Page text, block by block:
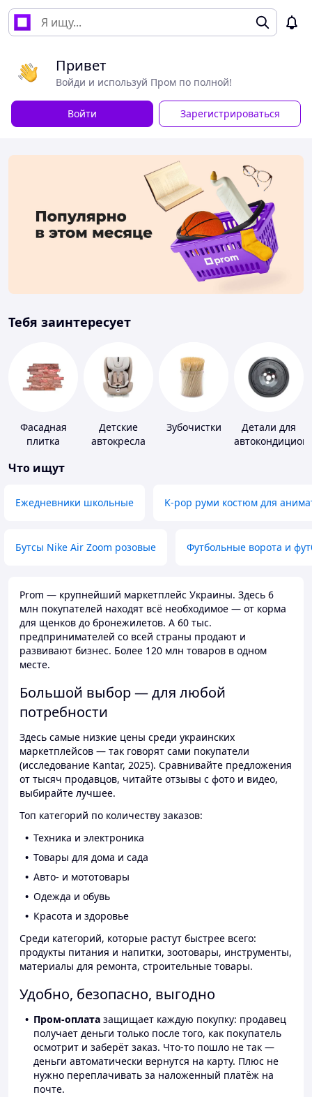
Привет
Войди и используй Пром по полной!
Войти Зарегистрироваться
Тебя заинтересует
Фасадная
плитка
Детские
автокресла
Зубочистки
Детали для
Что ищут
Ежедневники школьные K-pop руми костюм для
Бутсы Nike Air Zoom розовые Футбольные ворота и
Prom — крупнейший маркетплейс Украины. Здесь 6
млн покупателей находят всё необходимое — от корма
для щенков до бронежилетов. А 60 тыс.
предпринимателей со всей страны продают и
развивают бизнес. Более 120 млн товаров в одном
месте.
Большой выбор — для любой
потребности
Здесь самые низкие цены среди украинских
маркетплейсов — так говорят сами покупатели
(исследование Kantar, 2025). Сравнивайте предложения
от тысяч продавцов, читайте отзывы с фото и видео,
выбирайте лучшее.
Топ категорий по количеству заказов:
Техника и электроника
Товары для дома и сада
Авто- и мототовары
Одежда и обувь
Красота и здоровье
Среди категорий, которые растут быстрее всего:
продукты питания и напитки, зоотовары, инструменты,
материалы для ремонта, строительные товары.
Удобно, безопасно, выгодно
Пром-оплата защищает каждую покупку: продавец
получает деньги только после того, как покупатель
осмотрит и заберёт заказ. Что-то пошло не так —
деньги автоматически вернутся на карту. Плюс не
нужно переплачивать за наложенный платёж на
почте.